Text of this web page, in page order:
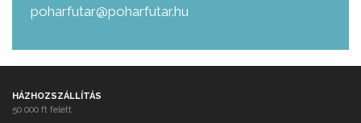
poharfutar@poharfutar.hu
HÁZHOZSZÁLLÍTÁS
50 000 ft felett